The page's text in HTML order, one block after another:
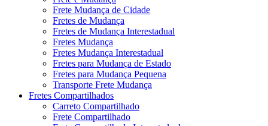
Frete Mudança de Cidade
Fretes de Mudança
Fretes de Mudança Interestadual
Fretes Mudança
Fretes Mudança Interestadual
Fretes para Mudança de Estado
Fretes para Mudança Pequena
Transporte Frete Mudança
Fretes Compartilhados
Carreto Compartilhado
Frete Compartilhado